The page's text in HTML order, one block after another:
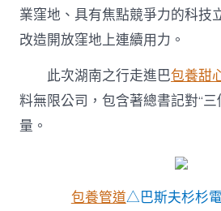
業窪地、具有焦點競爭力的科技
改造開放窪地上連續用力。
此次湖南之行走進巴包養甜
料無限公司，包含著總書記對“
量。
包養管道△巴斯夫杉杉